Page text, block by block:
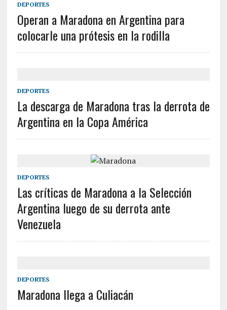
DEPORTES
Operan a Maradona en Argentina para
colocarle una prótesis en la rodilla
DEPORTES
La descarga de Maradona tras la derrota de
Argentina en la Copa América
DEPORTES
Las críticas de Maradona a la Selección
Argentina luego de su derrota ante
Venezuela
DEPORTES
Maradona llega a Culiacán